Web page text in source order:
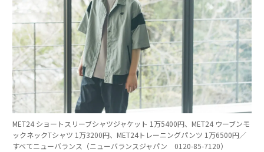
MET24 ショートスリーブシャツジャケット 1万5400円、MET24 ウーブンモ
ックネックTシャツ 1万3200円、MET24トレーニングパンツ 1万6500円／
すべてニューバランス（ニューバランスジャパン 0120-85-7120）